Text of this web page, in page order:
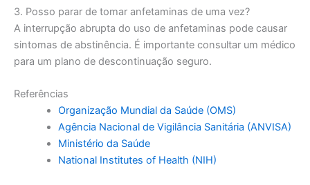
3. Posso parar de tomar anfetaminas de uma vez?
A interrupção abrupta do uso de anfetaminas pode causar
sintomas de abstinência. É importante consultar um médico
para um plano de descontinuação seguro.
Referências
Organização Mundial da Saúde (OMS)
Agência Nacional de Vigilância Sanitária (ANVISA)
Ministério da Saúde
National Institutes of Health (NIH)